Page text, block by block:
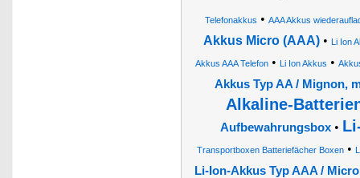
Telefonakkus • AAA Akkus
Akkus Micro (AAA)• Li Ion
Akkus AAA Telefon • Li Ion Akkus •
Akkus Typ AA / Mignon,
Alkaline-
Aufbewahrungsbox•
Transportboxen Batteriefächer Boxen •
Li-Ion-Akkus Typ AAA /